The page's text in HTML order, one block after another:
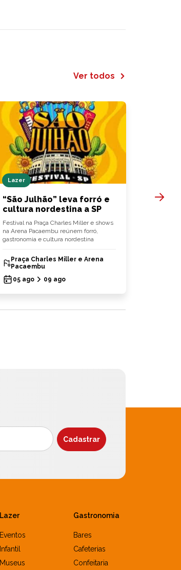
Ver todos
Lazer
“São Julhão” leva forró e
cultura nordestina a SP
Festival na Praça Charles Miller e shows
na Arena Pacaembu reúnem forró,
gastronomia e cultura nordestina
Praça Charles Miller e Arena
Pacaembu
05 ago
09 ago
Lazer
Eventos
Infantil
Museus
Gastronomia
Bares
Cafeterias
Confeitaria